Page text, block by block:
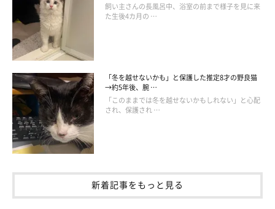
飼い主さんの長風呂中、浴室の前まで様子を見に来
た生後4カ月の …
「冬を越せないかも」と保護した推定8才の野良猫
→約5年後、腕 …
「このままでは冬を越せないかもしれない」と心配
され、保護され …
新着記事をもっと見る